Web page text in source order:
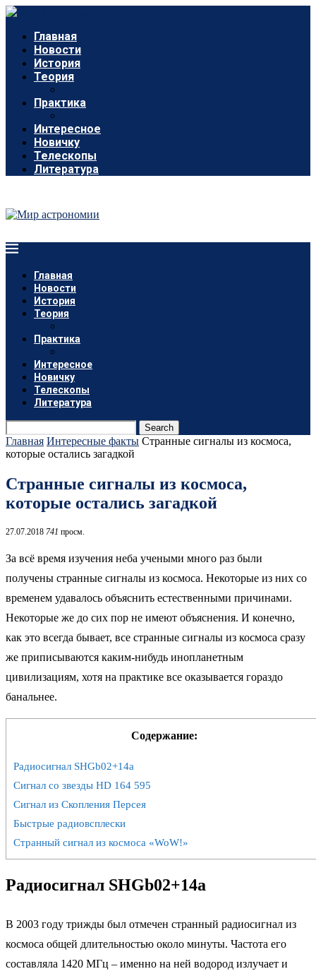
Главная
Новости
История
Теория
Практика
Интересное
Новичку
Телескопы
Литература
Главная
Новости
История
Теория
Практика
Интересное
Новичку
Телескопы
Литература
Search
Главная Интересные факты Странные сигналы из космоса,
которые остались загадкой
Странные сигналы из космоса,
которые остались загадкой
27.07.2018 741 просм.
За всё время изучения неба учеными много раз были
получены странные сигналы из космоса. Некоторые из них со
временем удавалось объяснить естественными причинами.
Некоторые же до сих пор не имеют объяснения. И конечно,
как это всегда бывает, все странные сигналы из космоса сразу
же приписываются каким-нибудь инопланетным
цивилизациям, хотя на практике все оказывается гораздо
банальнее.
Содержание:
Радиосигнал SHGb02+14a
Сигнал со звезды HD 164 595
Сигнал из Скопления Персея
Быстрые радиовсплески
Странный сигнал из космоса «WoW!»
Радиосигнал SHGb02+14a
В 2003 году трижды был отмечен странный радиосигнал из
космоса общей длительностью около минуты. Частота его
составляла 1420 МГц – именно на ней водород излучает и